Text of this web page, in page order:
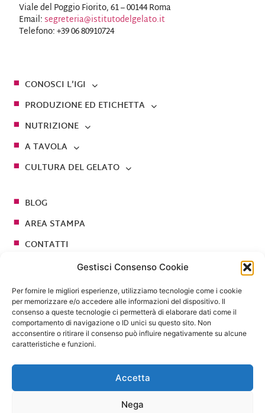
Gestisci Consenso Cookie
Per fornire le migliori esperienze, utilizziamo tecnologie come i cookie
per memorizzare e/o accedere alle informazioni del dispositivo. Il
consenso a queste tecnologie ci permetterà di elaborare dati come il
comportamento di navigazione o ID unici su questo sito. Non
acconsentire o ritirare il consenso può influire negativamente su alcune
caratteristiche e funzioni.
Accetta
Nega
Viale del Poggio Fiorito, 61 – 00144 Roma
Email:segreteria@istitutodelgelato.it
Telefono: +39 06 80910724
CONOSCI L’IGI
PRODUZIONE ED ETICHETTA
NUTRIZIONE
A TAVOLA
CULTURA DEL GELATO
BLOG
AREA STAMPA
CONTATTI